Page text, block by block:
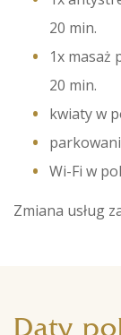
20 min.
1x masaż
20 min.
kwiaty w
Wi-Fi w
Zmiana usług
Daty